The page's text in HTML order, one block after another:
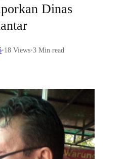
Dinas
•18 Views•3 Min read